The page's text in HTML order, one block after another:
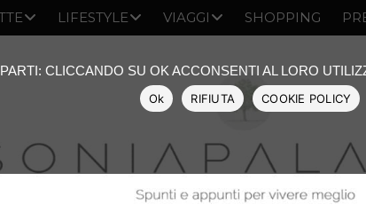
LIFESTYLE VIAGGI SHOPPING
CLICCANDO SU OK ACCONSENTI AL LORO
Ok RIFIUTA COOKIE POLICY